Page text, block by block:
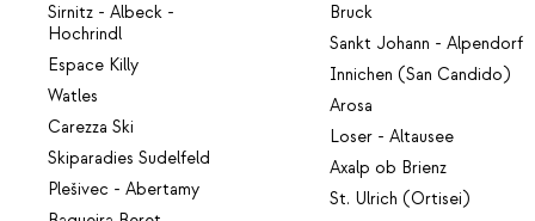
Sirnitz - Albeck -
Hochrindl
Espace Killy
Watles
Carezza Ski
Skiparadies Sudelfeld
Plešivec - Abertamy
Bruck
Sankt Johann - Alpendorf
Innichen (San Candido)
Arosa
Loser - Altausee
Axalp ob Brienz
St. Ulrich (Ortisei)